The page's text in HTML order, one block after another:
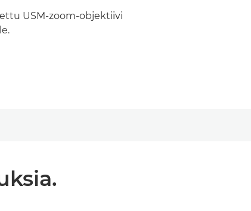
USM-zoom-objektiivi